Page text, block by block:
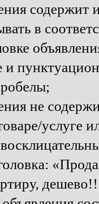
в
и
не
услуге